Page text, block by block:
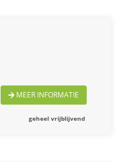
MEER INFORMATIE
geheel vrijblijvend